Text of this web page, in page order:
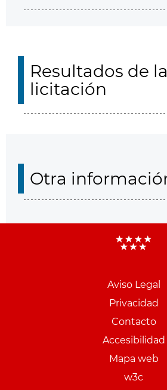
Resultados de la
licitación
Otra
Aviso Legal
Privacidad
Contacto
Accesibilidad
Mapa web
w3c